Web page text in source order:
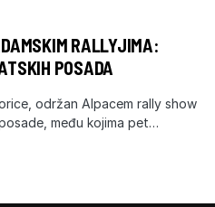
RALLYJIMA:
POSADA
održan Alpacem rally show
među kojima pet…